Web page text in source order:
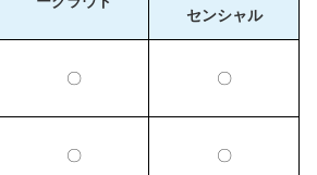
センシャル
〇 〇
〇 〇